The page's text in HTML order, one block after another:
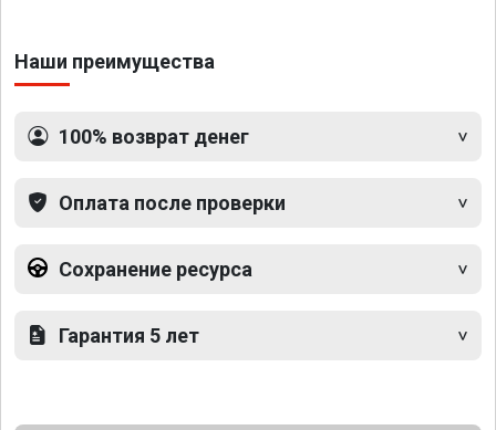
Наши преимущества
100% возврат денег
Оплата после проверки
Сохранение ресурса
Гарантия 5 лет